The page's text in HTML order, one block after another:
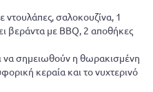
ντουλάπες, σαλοκουζίνα, 1
βεράντα με BBQ, 2 αποθήκες
να σημειωθούν η θωρακισμένη
κεραία και το νυχτερινό